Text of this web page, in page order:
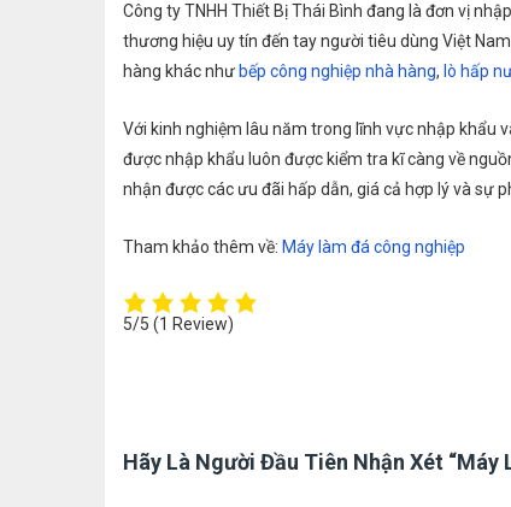
Công ty TNHH Thiết Bị Thái Bình đang là đơn vị
thương hiệu uy tín đến tay người tiêu dùng Việt
hàng khác như bếp công nghiệp nhà hàng, lò hấp
Với kinh nghiệm lâu năm trong lĩnh vực nhập khẩu
được nhập khẩu luôn được kiểm tra kĩ càng về
nhận được các ưu đãi hấp dẫn, giá cả hợp lý và sự
Tham khảo thêm về: Máy làm đá công nghiệp
5/5 (1 Review)
Hãy Là Người Đầu Tiên Nhận Xét